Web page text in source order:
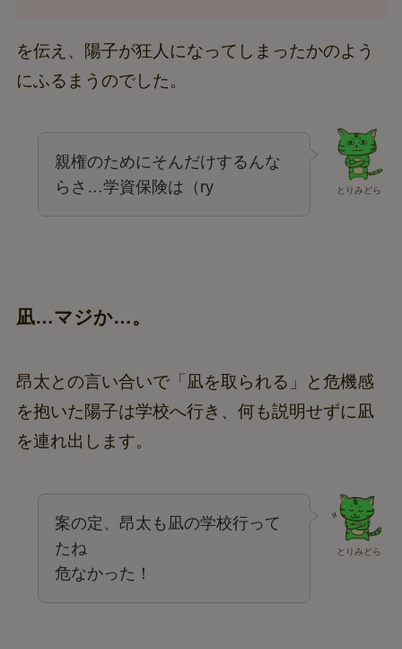
を伝え、陽子が狂人になってしまったかのよう
にふるまうのでした。
とりみどら
親権のためにそんだけするんな
らさ…学資保険は（ry
凪…マジか…。
昂太との言い合いで「凪を取られる」と危機感
を抱いた陽子は学校へ行き、何も説明せずに凪
を連れ出します。
とりみどら
案の定、昂太も凪の学校行って
たね
危なかった！